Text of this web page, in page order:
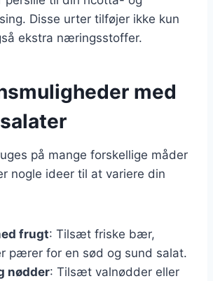
Disse urter tilføjer ikke kun
ekstra næringsstoffer.
med
på mange forskellige måder
nogle ideer til at variere din
frugt: Tilsæt friske bær,
pærer for en sød og sund salat.
nødder: Tilsæt valnødder eller